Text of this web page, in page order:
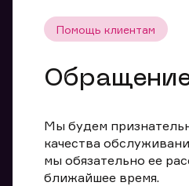
Помощь клиентам
Мы будем
качества
мы обязательно ее
ближайшее время.